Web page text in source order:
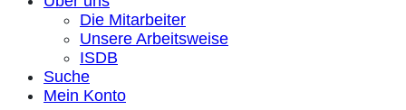
Die Mitarbeiter
Unsere Arbeitsweise
ISDB
Suche
Mein Konto